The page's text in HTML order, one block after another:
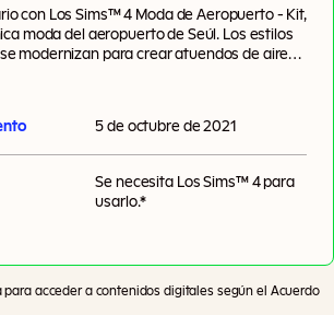
con Los Sims™ 4 Moda de Aeropuerto - Kit,
moda del aeropuerto de Seúl. Los estilos
modernizan para crear atuendos de aire
5 de octubre de 2021
Se necesita Los Sims™ 4para
usarlo.*
para acceder a contenidos digitales según el Acuerdo